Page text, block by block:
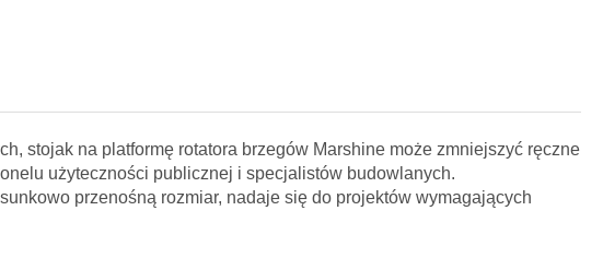
stojak na platformę rotatora brzegów Marshine może zmniejszyć ręczne
użyteczności publicznej i specjalistów budowlanych.
przenośną rozmiar, nadaje się do projektów wymagających